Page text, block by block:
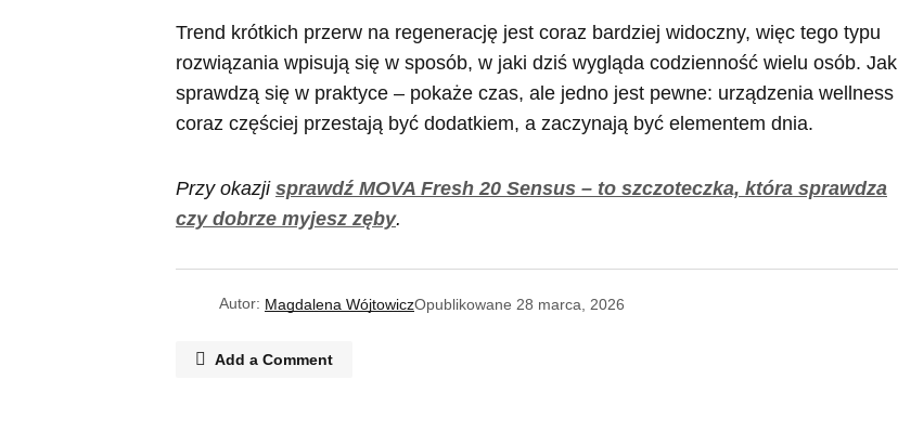
Trend krótkich przerw na regenerację jest coraz bardziej widoczny, więc tego typu
rozwiązania wpisują się w sposób, w jaki dziś wygląda codzienność wielu osób. Jak
sprawdzą się w praktyce – pokaże czas, ale jedno jest pewne: urządzenia wellness
coraz częściej przestają być dodatkiem, a zaczynają być elementem dnia.
Przy okazji sprawdź MOVA Fresh 20 Sensus – to szczoteczka, która sprawdza
czy dobrze myjesz zęby.
Autor: Magdalena WójtowiczOpublikowane 28 marca, 2026
Add a Comment